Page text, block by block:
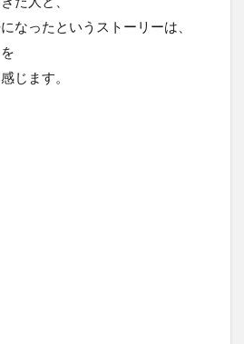
なったというストーリーは、
じます。